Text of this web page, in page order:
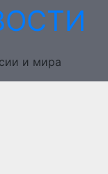
и мира